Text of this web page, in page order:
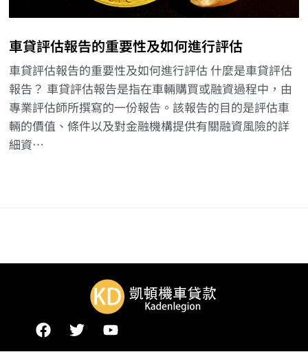
車貸評估報告的重要性及如何進行評估
車貸評估報告的重要性及如何進行評估 什麼是車貸評估
報告？ 車貸評估報告是指在車輛購買或融資過程中，由
專業評估師所撰寫的一份報告。該報告的目的是評估車
輛的價值、條件以及對金融機構提供有關融資風險的詳
細資…